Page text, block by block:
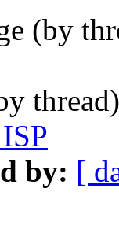
(by
by: [